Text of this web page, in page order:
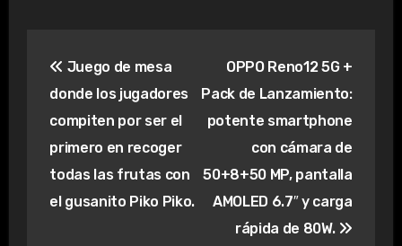
de
entradas
Juego de mesa
donde los jugadores
compiten por ser el
primero en recoger
todas las frutas con
el gusanito Piko Piko.
OPPO Reno12 5G +
Pack de Lanzamiento:
potente smartphone
con cámara de
50+8+50 MP, pantalla
AMOLED 6.7″ y carga
rápida de 80W.